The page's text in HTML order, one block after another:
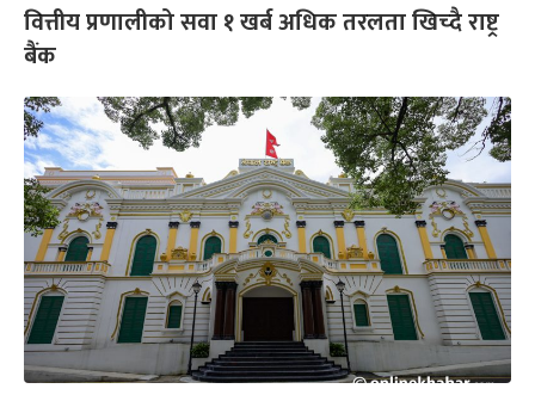
वित्तीय प्रणालीको सवा १ खर्ब अधिक तरलता खिच्दै राष्ट्र
बैंक